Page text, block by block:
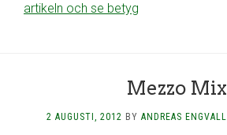
artikeln och se betyg
Mezzo Mix
2 AUGUSTI, 2012 BY ANDREAS ENGVALL